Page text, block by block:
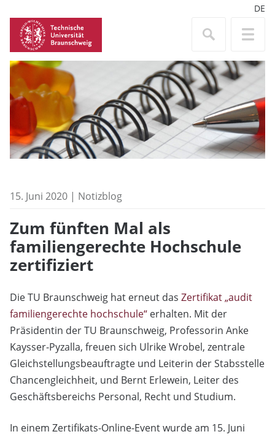
DE
15. Juni 2020 | Notizblog
Zum fünften Mal als
familiengerechte Hochschule
zertifiziert
Die TU Braunschweig hat erneut das Zertifikat „audit
familiengerechte hochschule“ erhalten. Mit der
Präsidentin der TU Braunschweig, Professorin Anke
Kaysser-Pyzalla, freuen sich Ulrike Wrobel, zentrale
Gleichstellungsbeauftragte und Leiterin der Stabsstelle
Chancengleichheit, und Bernt Erlewein, Leiter des
Geschäftsbereichs Personal, Recht und Studium.
In einem Zertifikats-Online-Event wurde am 15. Juni